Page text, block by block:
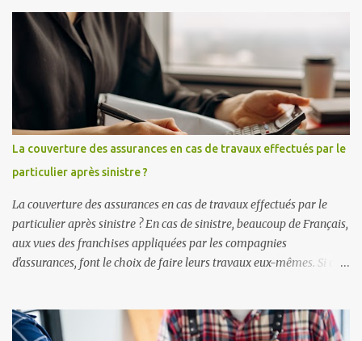
autre particulier, il doit le déclarer auprès de l'URSSAF. En tant que
particulier employeur, vous avez le droit à une réduction d'impôts
pour certains types de services. Pour avoir plus d'infos, consultez
notre article précédent : Les CESU, c'est pour qui ? C'est pour quoi ?
Vous êtes un prestataire ? En tant que particulier, vous avez le droit
d'avoir des revenus complémentaires en rendant services
occasionnellement. Toutefois, pour être en règle avec
l'administration fiscale, vous êtes tenu de déclarer vos revenus issus
du jobb...
La couverture des assurances en cas de travaux effectués par le
particulier après sinistre ?
La couverture des assurances en cas de travaux effectués par le
particulier après sinistre ? En cas de sinistre, beaucoup de Français,
aux vues des franchises appliquées par les compagnies
d'assurances, font le choix de faire leurs travaux eux-mêmes. Si cela
travaux de réfection, il y a plusieurs choses à savoir quant aux